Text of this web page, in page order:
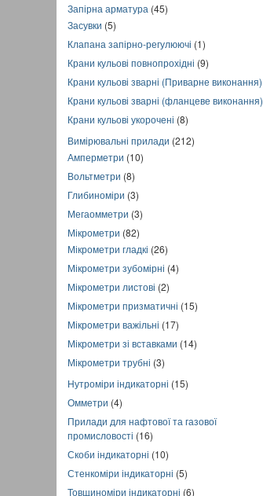
Запірна арматура (45)
Засувки (5)
Клапана запірно-регулюючі (1)
Крани кульові повнопрохідні (9)
Крани кульові зварні (Приварне виконання)
Крани кульові зварні (фланцеве виконання)
Крани кульові укорочені (8)
Вимірювальні прилади (212)
Амперметри (10)
Вольтметри (8)
Глибиноміри (3)
Мегаомметри (3)
Мікрометри (82)
Мікрометри гладкі (26)
Мікрометри зубомірні (4)
Мікрометри листові (2)
Мікрометри призматичні (15)
Мікрометри важільні (17)
Мікрометри зі вставками (14)
Мікрометри трубні (3)
Нутроміри індикаторні (15)
Омметри (4)
Прилади для нафтової та газової
промисловості (16)
Скоби індикаторні (10)
Стенкоміри індикаторні (5)
Товщиноміри індикаторні (6)